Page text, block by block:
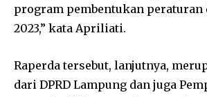
program pembentukan peraturan
2023,” kata Apriliati.
Raperda tersebut, lanjutnya,
dari DPRD Lampung dan juga